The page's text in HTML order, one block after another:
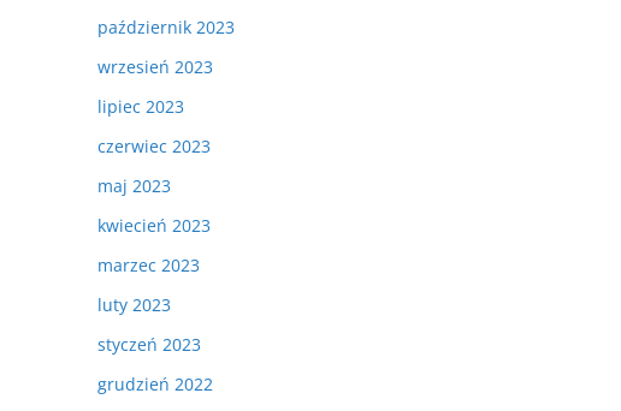
październik 2023
wrzesień 2023
lipiec 2023
czerwiec 2023
maj 2023
kwiecień 2023
marzec 2023
luty 2023
styczeń 2023
grudzień 2022